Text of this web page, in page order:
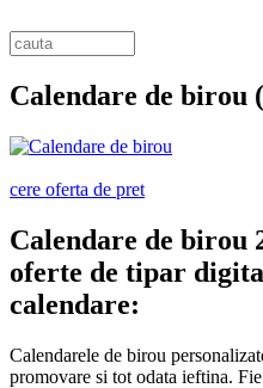
Calendare de birou
cere oferta de pret
Calendare de birou
oferte de tipar
calendare:
Calendarele de birou
promovare si tot odata ieftina.